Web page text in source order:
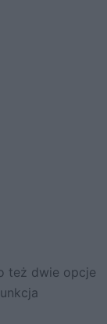
też dwie opcje